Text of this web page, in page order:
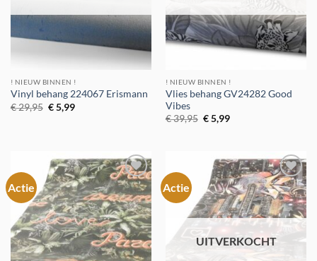
! NIEUW BINNEN !
Vinyl behang 224067 Erismann
€29,95 Oorspronkelijke
prijs
€5,99Huidige
! NIEUW BINNEN !
Vlies behang GV24282 Good
Vibes
€39,95 Oorspronkelijke
prijs
€5,99Huidige
Actie
Toevoegen
aan
verlanglijst
Actie
Toevoegen
aan
verlanglijst
UITVERKOCHT